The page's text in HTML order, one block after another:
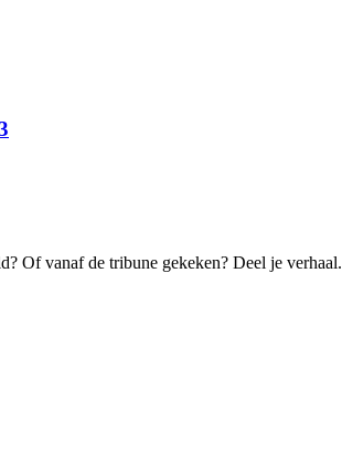
Of vanaf de tribune gekeken? Deel je verhaal.